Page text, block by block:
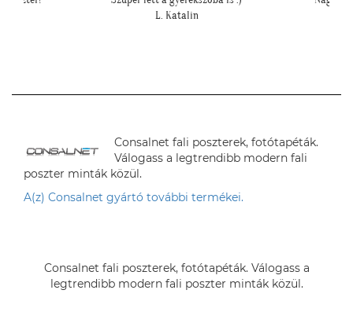
egyszer :)"
Consalnet fali poszterek, fotótapéták.
Válogass a legtrendibb modern fali
poszter minták közül.
A(z) Consalnet gyártó további termékei.
Consalnet fali poszterek, fotótapéták. Válogass a
legtrendibb modern fali poszter minták közül.